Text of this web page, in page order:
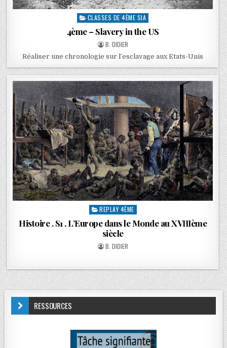
CLASSES DE 4ÈME SIA
4ème – Slavery in the US
B. DIDIER
Réaliser une chronologie sur l’esclavage aux Etats-Unis
REPLAY 4ÈME
Histoire . S1 . L’Europe dans le Monde au XVIIIème
siècle
B. DIDIER
RESSOURCES